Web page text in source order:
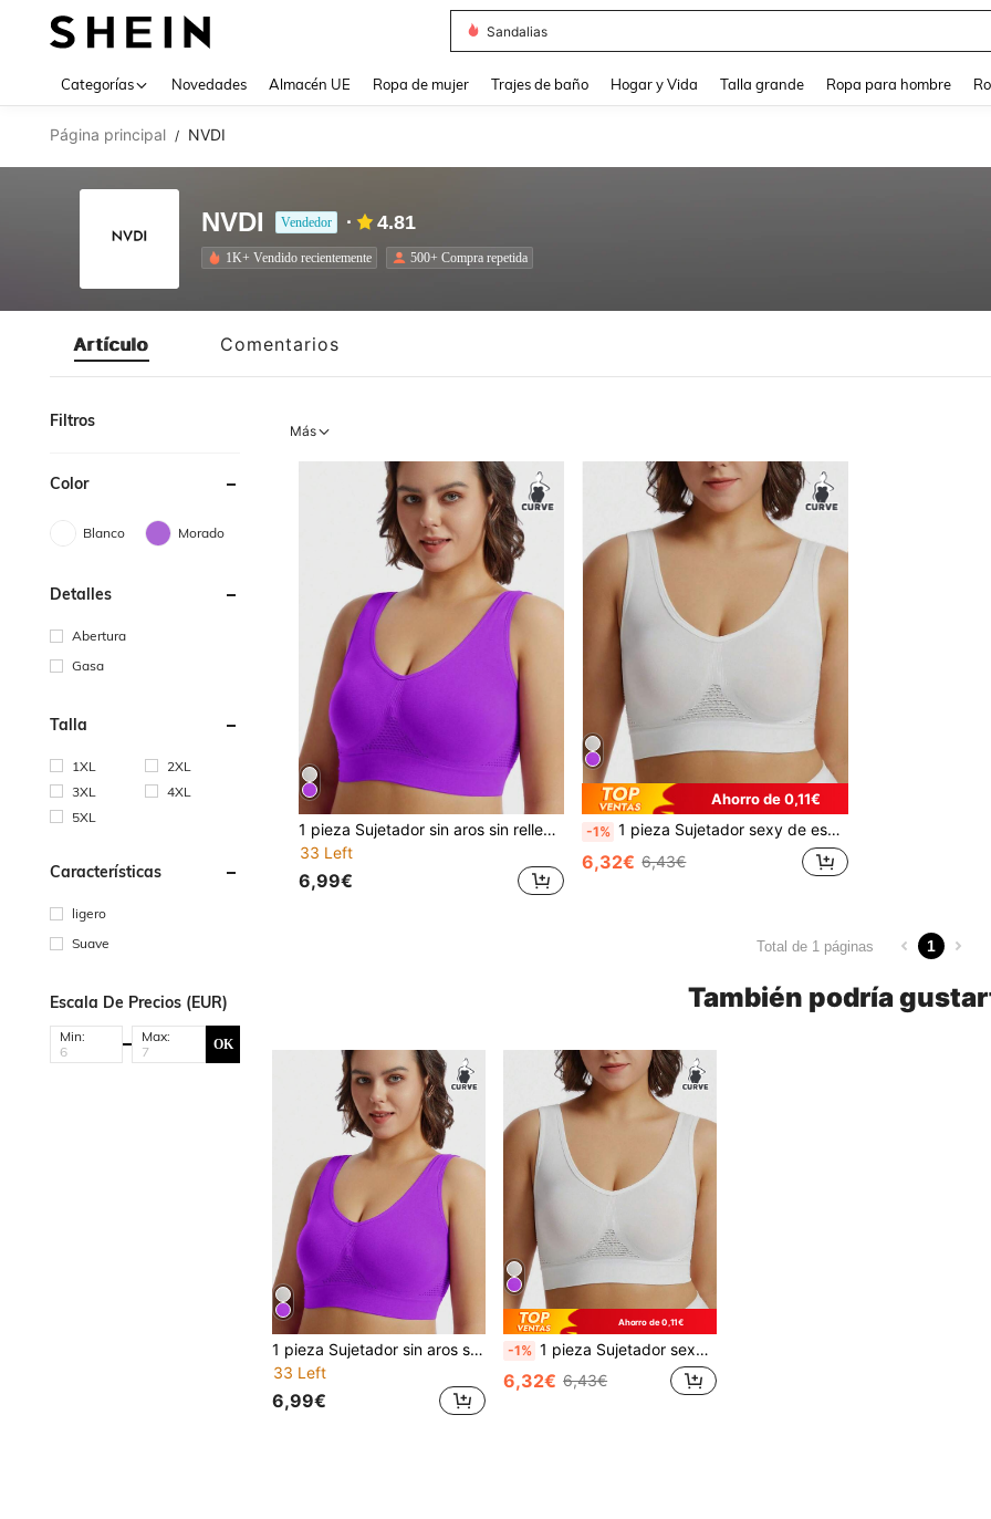
Sandalias
Categorías Novedades Almacén UE Ropa de mujer Trajes de baño Hogar y Vida Talla grande Ropa para hombre
Página principal / NVDI
NVDI Vendedor 4.81
1K+ Vendido recientemente 500+ Compra repetida
Artículo Comentarios
Filtros
Color
Blanco Morado
Detalles
Abertura
Gasa
Talla
1XL
2XL
3XL
4XL
5XL
Características
ligero
Suave
Escala De Precios (EUR)
Min: Max: OK
Más
1 pieza Sujetador sin aros sin relleno sexy sin espalda cómodo para mujer talla grande [La talla es pequeña, por favor pida una talla talla grande grande]
33 Left
6,99€
Ahorro de 0,11€
-1% 1 pieza Sujetador sexy de espalda cómoda sin aros y sin relleno para mujer de talla grande [Talla pequeña, por favor pida una talla talla grande grande]
6,32€ 6,43€
Total de 1 páginas 1
También podría
1 pieza Sujetador sin aros sin relleno sexy sin espalda cómodo para mujer talla grande [La talla es pequeña, por favor pida una talla talla grande grande]
33 Left
6,99€
Ahorro de 0,11€
-1% 1 pieza Sujetador sexy de espalda cómoda sin aros y sin relleno para mujer de talla grande [Talla pequeña, por favor pida una talla talla grande grande]
6,32€ 6,43€